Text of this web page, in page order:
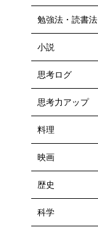
勉強法・読書法
小説
思考ログ
思考力アップ
料理
映画
歴史
科学